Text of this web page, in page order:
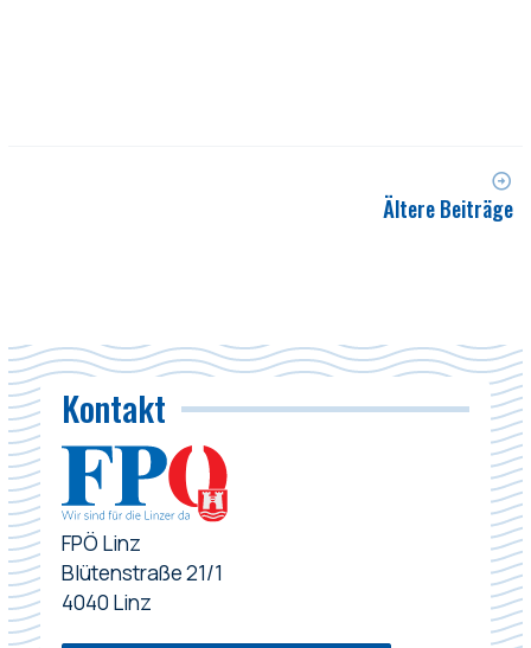
Ältere Beiträge
Kontakt
FPÖ Linz
Blütenstraße 21/1
4040 Linz